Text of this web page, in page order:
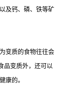
及钙、磷、铁等矿
变质的食物往往会
品变质外，还可以
康的。